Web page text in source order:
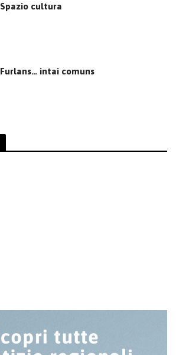
Spazio cultura
Furlans… intai comuns